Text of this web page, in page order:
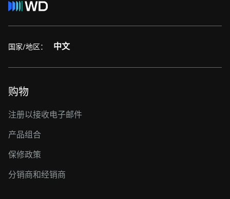
国家/地区： 中文
购物
注册以接收电子邮件
产品组合
保修政策
分销商和经销商